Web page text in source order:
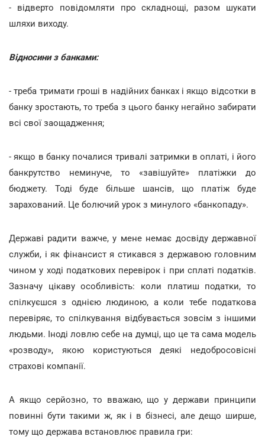
- відверто повідомляти про складнощі, разом шукати
шляхи виходу.
Відносини з банками:
- треба тримати гроші в надійних банках і якщо відсотки в
банку зростають, то треба з цього банку негайно забирати
всі свої заощадження;
- якщо в банку почалися тривалі затримки в оплаті, і його
банкрутство неминуче, то «завішуйте» платіжки до
бюджету. Тоді буде більше шансів, що платіж буде
зарахований. Це болючий урок з минулого «банкопаду».
Державі радити важче, у мене немає досвіду державної
служби, і як фінансист я стикався з державою головним
чином у ході податкових перевірок і при сплаті податків.
Зазначу цікаву особливість: коли платиш податки, то
спілкуєшся з однією людиною, а коли тебе податкова
перевіряє, то спілкування відбувається зовсім з іншими
людьми. Іноді ловлю себе на думці, що це та сама модель
«розводу», якою користуються деякі недобросовісні
страхові компанії.
А якщо серйозно, то вважаю, що у держави принципи
повинні бути такими ж, як і в бізнесі, але дещо ширше,
тому що держава встановлює правила гри: